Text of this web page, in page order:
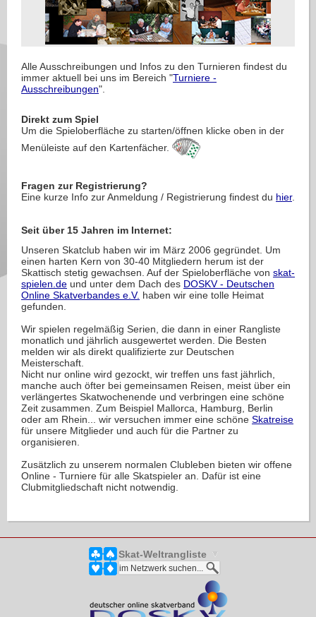
Alle Ausschreibungen und Infos zu den Turnieren findest du
immer aktuell bei uns im Bereich "Turniere -
Ausschreibungen".
Direkt zum Spiel
Um die Spieloberfläche zu starten/öffnen klicke oben in der
Menüleiste auf den Kartenfächer.
Fragen zur Registrierung?
Eine kurze Info zur Anmeldung / Registrierung findest du hier.
Seit über 15 Jahren im Internet:
Unseren Skatclub haben wir im März 2006 gegründet. Um
einen harten Kern von 30-40 Mitgliedern herum ist der
Skattisch stetig gewachsen. Auf der Spieloberfläche von skat-
spielen.de und unter dem Dach des DOSKV - Deutschen
Online Skatverbandes e.V. haben wir eine tolle Heimat
gefunden.
Wir spielen regelmäßig Serien, die dann in einer Rangliste
monatlich und jährlich ausgewertet werden. Die Besten
melden wir als direkt qualifizierte zur Deutschen
Meisterschaft.
Nicht nur online wird gezockt, wir treffen uns fast jährlich,
manche auch öfter bei gemeinsamen Reisen, meist über ein
verlängertes Skatwochenende und verbringen eine schöne
Zeit zusammen. Zum Beispiel Mallorca, Hamburg, Berlin
oder am Rhein... wir versuchen immer eine schöne Skatreise
für unsere Mitglieder und auch für die Partner zu
organisieren.
Zusätzlich zu unserem normalen Clubleben bieten wir offene
Online - Turniere für alle Skatspieler an. Dafür ist eine
Clubmitgliedschaft nicht notwendig.
Skat-Weltrangliste